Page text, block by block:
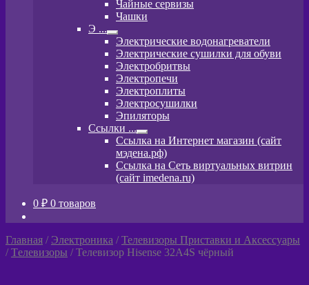
Чайные сервизы
Чашки
Э ...
Развернутое
вложенное
меню
Электрические водонагреватели
Электрические сушилки для обуви
Электробритвы
Электропечи
Электроплиты
Электросушилки
Эпиляторы
Ссылки ...
Развернутое
вложенное
меню
Ссылка на Интернет магазин (сайт
мэдена.рф)
Ссылка на Сеть виртуальных витрин
(сайт imedena.ru)
0 ₽ 0 товаров
Главная / Электроника /Телевизоры Приставки и Аксессуары
/Tелевизоры /Телевизор Hisense 32A4S чёрный